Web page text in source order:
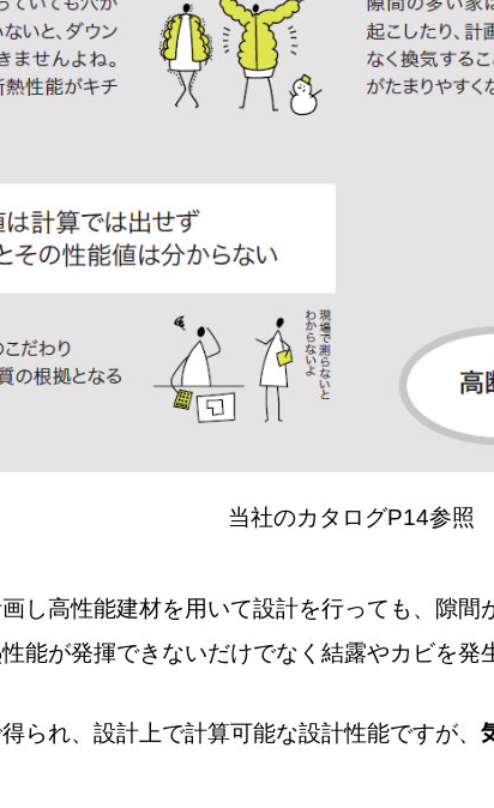
当社のカタログP14参照
し高性能建材を用いて設計を行っても、隙間
能が発揮できないだけでなく結露やカビを発
られ、設計上で計算可能な設計性能ですが、